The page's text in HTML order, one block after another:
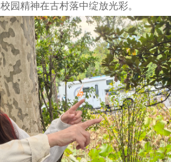
园精神在古村落中绽放光彩。